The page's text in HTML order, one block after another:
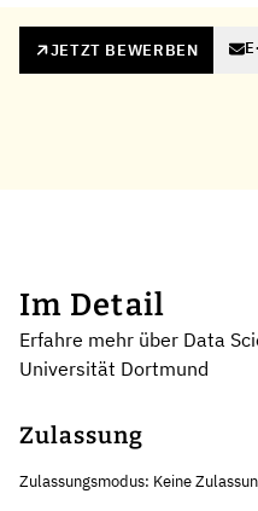
JETZT BEWERBEN
Im Detail
Erfahre mehr über Data
Universität Dortmund
Zulassung
Zulassungsmodus: Keine